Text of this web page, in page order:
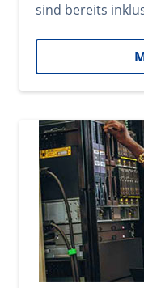
sind bereits